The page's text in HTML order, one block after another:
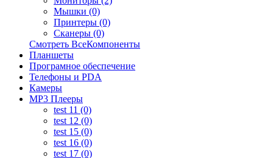
Мышки (0)
Принтеры (0)
Сканеры (0)
Смотреть ВсеКомпоненты
Планшеты
Програмное обеспечение
Телефоны и PDA
Камеры
MP3 Плееры
test 11 (0)
test 12 (0)
test 15 (0)
test 16 (0)
test 17 (0)